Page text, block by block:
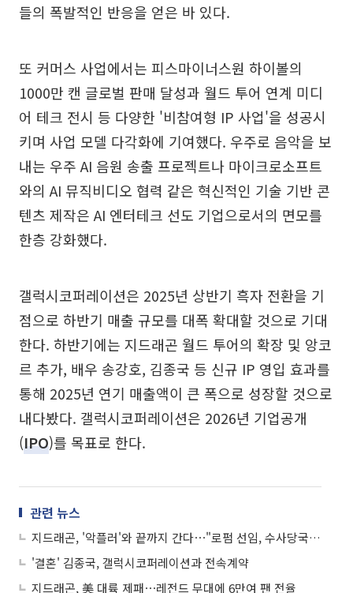
들의 폭발적인 반응을 얻은 바 있다.
또 커머스 사업에서는 피스마이너스원 하이볼의
1000만 캔 글로벌 판매 달성과 월드 투어 연계 미디
어 테크 전시 등 다양한 '비참여형 IP 사업'을 성공시
키며 사업 모델 다각화에 기여했다. 우주로 음악을 보
내는 우주 AI 음원 송출 프로젝트나 마이크로소프트
와의 AI 뮤직비디오 협력 같은 혁신적인 기술 기반 콘
텐츠 제작은 AI 엔터테크 선도 기업으로서의 면모를
한층 강화했다.
갤럭시코퍼레이션은 2025년 상반기 흑자 전환을 기
점으로 하반기 매출 규모를 대폭 확대할 것으로 기대
한다. 하반기에는 지드래곤 월드 투어의 확장 및 앙코
르 추가, 배우 송강호, 김종국 등 신규 IP 영입 효과를
통해 2025년 연기 매출액이 큰 폭으로 성장할 것으로
내다봤다. 갤럭시코퍼레이션은 2026년 기업공개
(IPO)를 목표로 한다.
관련 뉴스
지드래곤, '악플러'와 끝까지 간다⋯"로펌 선임, 수사당국에 협조 요청 이어가"
'결혼' 김종국, 갤럭시코퍼레이션과 전속계약
지드래곤, 美 대륙 제패⋯레전드 무대에 6만여 팬 전율